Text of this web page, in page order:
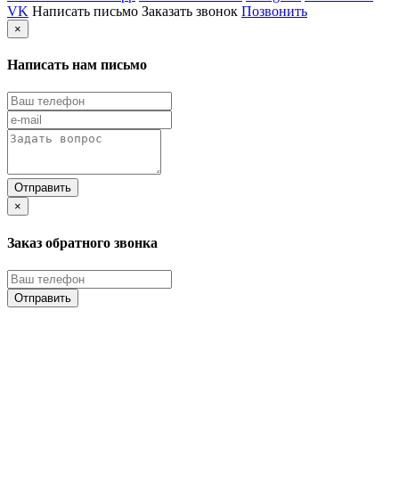
VK Написать письмо Заказать звонок Позвонить
×
Написать нам письмо
×
Заказ обратного звонка